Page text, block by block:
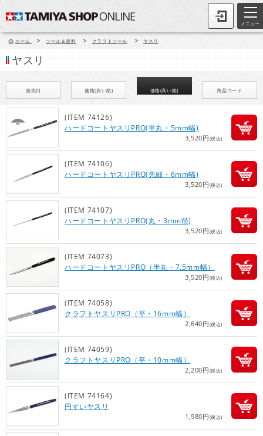
メニュー
ホーム > ツール＆塗料 > クラフトツール > ヤスリ
ヤスリ
発売日 価格(安い順) 価格(高い順) 商品コード
(ITEM 74126)
ハードコートヤスリPRO(半丸・5mm幅)
3,520円(税込)
(ITEM 74106)
ハードコートヤスリPRO(先細・6mm幅)
3,520円(税込)
(ITEM 74107)
ハードコートヤスリPRO(丸・3mm径)
3,520円(税込)
(ITEM 74073)
ハードコートヤスリPRO（半丸・7.5mm幅）
3,520円(税込)
(ITEM 74058)
クラフトヤスリPRO（平・16mm幅）
2,640円(税込)
(ITEM 74059)
クラフトヤスリPRO（平・10mm幅）
2,200円(税込)
(ITEM 74164)
円すいヤスリ
1,980円(税込)